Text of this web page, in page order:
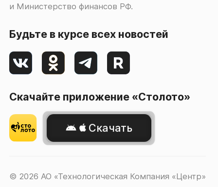
и Министерство финансов РФ.
Будьте в курсе всех новостей
Скачайте приложение «Столото»
Скачать
© 2026 АО «Технологическая Компания «Центр»